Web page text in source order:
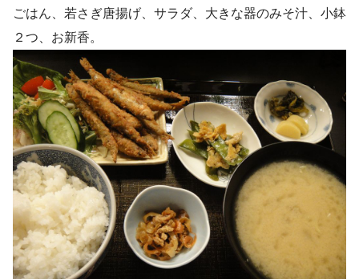
ごはん、若さぎ唐揚げ、サラダ、大きな器のみそ汁、小鉢
２つ、お新香。